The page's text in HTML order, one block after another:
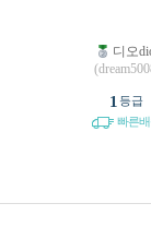
디오
1 등급
빠른